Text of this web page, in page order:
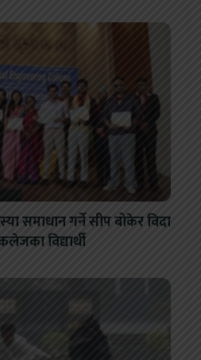
समाधान गर्ने सीप बोकेर विदा
विद्यार्थी